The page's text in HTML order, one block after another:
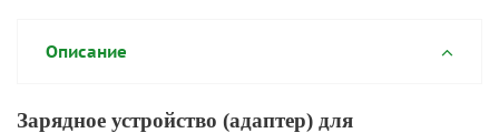
Описание
Зарядное устройство (адаптер) для